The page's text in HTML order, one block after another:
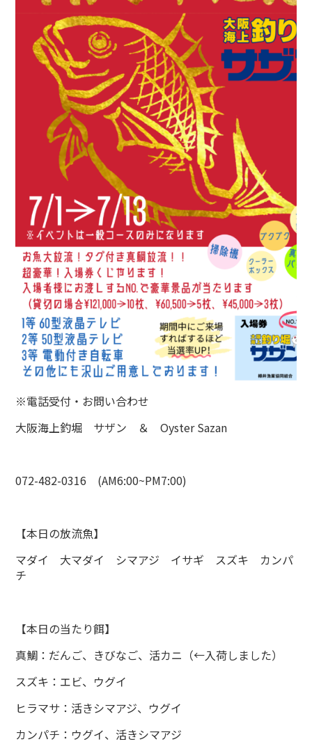
※電話受付・お問い合わせ
大阪海上釣堀 サザン ＆ Oyster Sazan
072-482-0316 (AM6:00~PM7:00)
【本日の放流魚】
マダイ 大マダイ シマアジ イサギ スズキ カンパ
チ
【本日の当たり餌】
真鯛：だんご、きびなご、活カニ（←入荷しました）
スズキ：エビ、ウグイ
ヒラマサ：活きシマアジ、ウグイ
カンパチ：ウグイ、活きシマアジ